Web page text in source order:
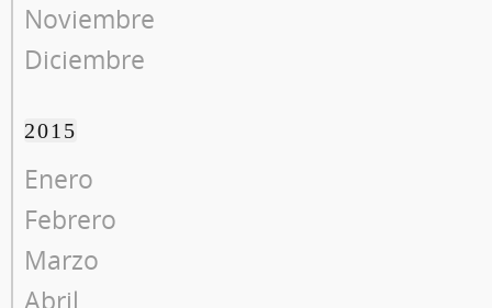
Noviembre
Diciembre
2015
Enero
Febrero
Marzo
Abril